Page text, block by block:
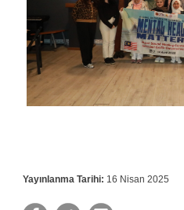
Yayınlanma Tarihi: 16 Nisan 2025